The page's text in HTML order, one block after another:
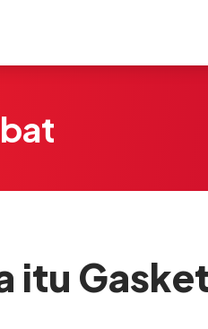
itu